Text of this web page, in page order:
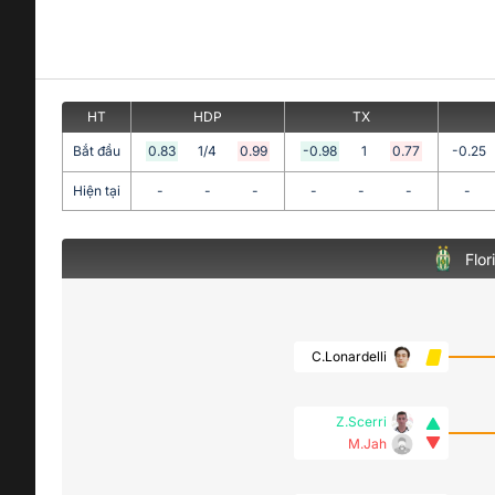
HT HDP TX
Bắt đầu 0.83 1/4 0.99 -0.98 1 0.77 -0.25
Hiện tại - - - - - - -
C.Lonardelli
Z.Scerri
M.Jah